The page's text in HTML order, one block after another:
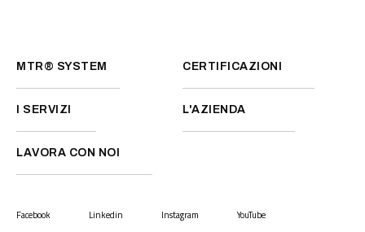
MTR® SYSTEM CERTIFICAZIONI
I SERVIZI L'AZIENDA
LAVORA CON NOI
Facebook Linkedin Instagram YouTube